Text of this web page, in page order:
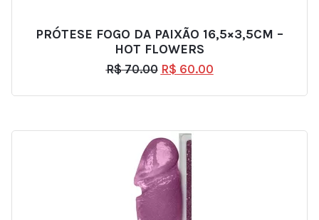
PRÓTESE FOGO DA PAIXÃO 16,5×3,5CM –
HOT FLOWERS
R$70.00 R$ 60.00